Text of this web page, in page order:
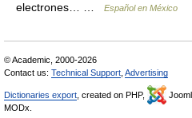
electrones… …
Español en México
© Academic, 2000-2026
Contact us: Technical Support Advertising
Dictionaries export , created on PHP,
MODx.